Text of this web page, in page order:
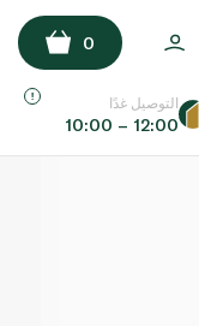
0
التوصيل غدًا
10:00 – 12:00